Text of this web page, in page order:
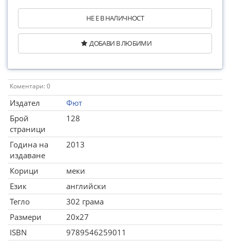
НЕ Е В НАЛИЧНОСТ
ДОБАВИ В ЛЮБИМИ
Коментари: 0
Издател
Фют
Брой
страници
128
Година на
издаване
2013
Корици
меки
Език
английски
Тегло
302 грама
Размери
20x27
ISBN
9789546259011